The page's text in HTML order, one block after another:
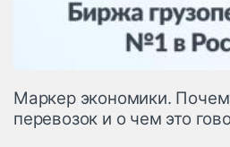
Маркер экономики.
перевозок и о чем это